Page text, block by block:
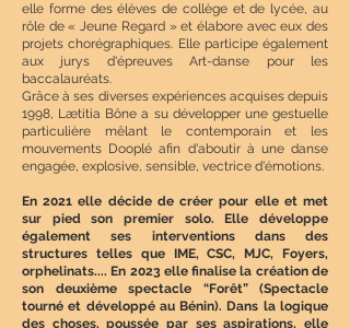
elle forme des élèves de collège et de lycée, au
rôle de « Jeune Regard » et élabore avec eux des
projets chorégraphiques. Elle participe également
aux jurys d'épreuves Art-danse pour les
baccalauréats.
Grâce à ses diverses expériences acquises depuis
1998, Lætitia Bône a su développer une gestuelle
particulière mêlant le contemporain et les
mouvements Dooplé afin d'aboutir à une danse
engagée, explosive, sensible, vectrice d'émotions.
En 2021 elle décide de créer pour elle et met
sur pied son premier solo. Elle développe
également ses interventions dans des
structures telles que IME, CSC, MJC, Foyers,
orphelinats.... En 2023 elle finalise la création de
son deuxième spectacle “Forêt” (Spectacle
tourné et développé au Bénin). Dans la logique
des choses, poussée par ses aspirations, elle